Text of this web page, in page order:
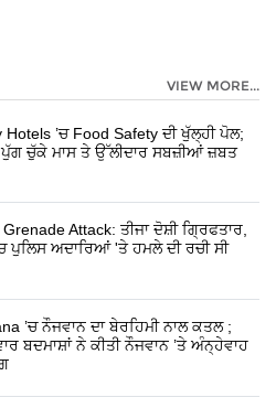
VIEW MORE...
Hotels ’ਚ Food Safety ਦੀ ਖੁੱਲ੍ਹੀ ਪੋਲ;
ਚੁੱਕੇ ਮਾਸ ਤੇ ਉੱਲੀਦਾਰ ਸਬਜ਼ੀਆਂ ਜ਼ਬਤ
Attack: ਤੀਜਾ ਦੋਸ਼ੀ ਗ੍ਰਿਫਤਾਰ,
ਪੁਲਿਸ ਅਦਾਰਿਆਂ 'ਤੇ ਹਮਲੇ ਦੀ ਰਚੀ ਸੀ
’ਚ ਨੌਜਵਾਨ ਦਾ ਬੇਰਹਿਮੀ ਨਾਲ ਕਤਲ ;
ਬਦਮਾਸ਼ਾਂ ਨੇ ਕੀਤੀ ਨੌਜਵਾਨ ’ਤੇ ਅੰਨ੍ਹੇਵਾਹ